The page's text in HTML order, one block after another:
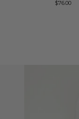
$76.00